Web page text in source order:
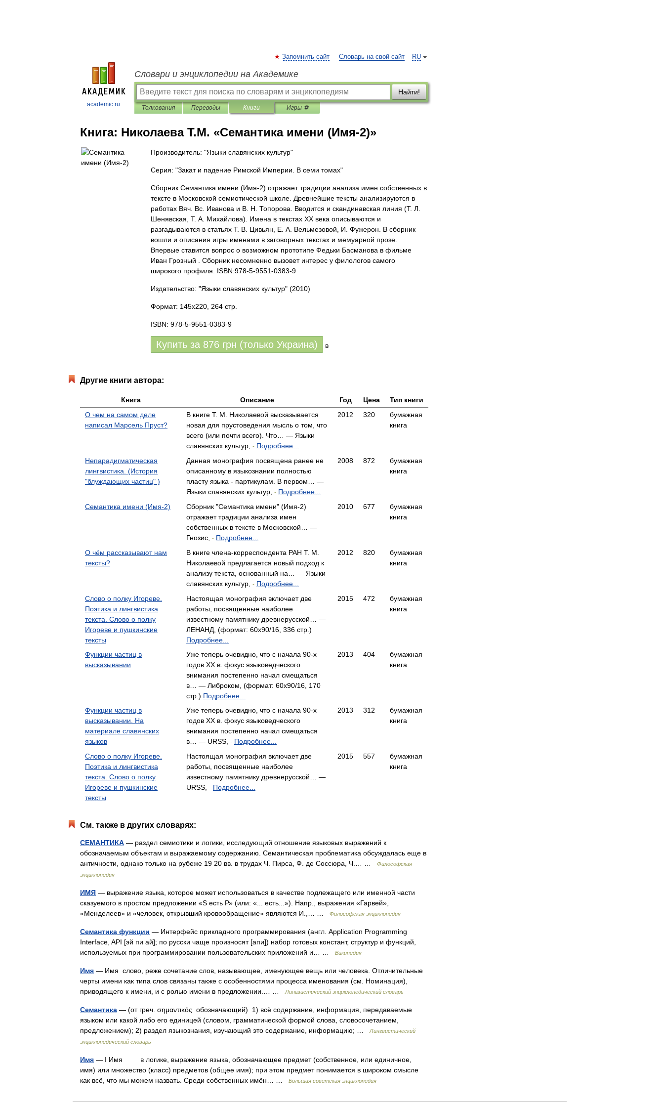
academic.ru
RU
Запомнить сайт Словарь на свой сайт
Словари и энциклопедии на Академике
Найти!
Толкования Переводы Книги Игры ⚽
Книга: Николаева Т.М. «Семантика имени (Имя-2)»
Производитель: "Языки славянских культур"
Серия: "Закат и падение Римской Империи. В семи томах"
Сборник Семантика имени (Имя-2) отражает традиции анализа имен собственных в
тексте в Московской семиотической школе. Древнейшие тексты анализируются в
работах Вяч. Вс. Иванова и В. Н. Топорова. Вводится и скандинавская линия (Т. Л.
Шенявская, Т. А. Михайлова). Имена в текстах XX века описываются и
разгадываются в статьях Т. В. Цивьян, Е. А. Вельмезовой, И. Фужерон. В сборник
вошли и описания игры именами в заговорных текстах и мемуарной прозе.
Впервые ставится вопрос о возможном прототипе Федьки Басманова в фильме
Иван Грозный . Сборник несомненно вызовет интерес у филологов самого
широкого профиля. ISBN:978-5-9551-0383-9
Издательство: "Языки славянских культур" (2010)
Формат: 145x220, 264 стр.
ISBN: 978-5-9551-0383-9
Купить за 876 грн (только Украина) в
Другие книги автора:
Книга Описание Год Цена
Тип книги
О чем на самом деле
написал Марсель Пруст?
В книге Т. М. Николаевой высказывается
новая для прустоведения мысль о том, что
всего (или почти всего). Что… — Языки
славянских культур,
- Подробнее...
2012 320
бумажная
книга
Непарадигматическая
лингвистика. (История
"блуждающих частиц" )
Данная монография посвящена ранее не
описанному в языкознании полностью
пласту языка - партикулам. В первом… —
Языки славянских культур,
- Подробнее...
2008 872
бумажная
книга
Семантика имени (Имя-2)
Сборник "Семантика имени" (Имя-2)
отражает традиции анализа имен
собственных в тексте в Московской… —
Гнозис,
- Подробнее...
2010 677
бумажная
книга
О чём рассказывают нам
тексты?
В книге члена-корреспондента РАН Т. М.
Николаевой предлагается новый подход к
анализу текста, основанный на… — Языки
славянских культур,
- Подробнее...
2012 820
бумажная
книга
Слово о полку Игореве.
Поэтика и лингвистика
текста. Слово о полку
Игореве и пушкинские
тексты
Настоящая монография включает две
работы, посвященные наиболее
известному памятнику древнерусской… —
ЛЕНАНД, (формат: 60x90/16, 336 стр.)
Подробнее...
2015 472
бумажная
книга
Функции частиц в
высказывании
Уже теперь очевидно, что с начала 90-х
годов XX в. фокус языковедческого
внимания постепенно начал смещаться
в… — Либроком, (формат: 60x90/16, 170
стр.) Подробнее...
2013 404
бумажная
книга
Функции частиц в
высказывании. На
материале славянских
языков
Уже теперь очевидно, что с начала 90-х
годов XX в. фокус языковедческого
внимания постепенно начал смещаться
в… — URSS,
- Подробнее...
2013 312
бумажная
книга
Слово о полку Игореве.
Поэтика и лингвистика
текста. Слово о полку
Игореве и пушкинские
тексты
Настоящая монография включает две
работы, посвященные наиболее
известному памятнику древнерусской… —
URSS,
- Подробнее...
2015 557
бумажная
книга
См. также в других словарях:
СЕМАНТИКА — раздел семиотики и логики, исследующий отношение языковых выражений к
обозначаемым объектам и выражаемому содержанию. Семантическая проблематика обсуждалась еще в
античности, однако только на рубеже 19 20 вв. в трудах Ч. Пирса, Ф. де Соссюра, Ч.… …
Философская
энциклопедия
ИМЯ — выражение языка, которое может использоваться в качестве подлежащего или именной части
сказуемого в простом предложении «S есть Р» (или: «... есть...»). Напр., выражения «Гарвей»,
«Менделеев» и «человек, открывший кровообращение» являются И.,… …
Философская энциклопедия
Семантика функции — Интерфейс прикладного программирования (англ. Application Programming
Interface, API [эй пи ай]; по русски чаще произносят [апи]) набор готовых констант, структур и функций,
используемых при программировании пользовательских приложений и… …
Википедия
Имя — Имя слово, реже сочетание слов, называющее, именующее вещь или человека. Отличительные
черты имени как типа слов связаны также с особенностями процесса именования (см. Номинация),
приводящего к имени, и с ролью имени в предложении.… …
Лингвистический энциклопедический словарь
Семантика — (от греч. σημαντικός обозначающий) 1) всё содержание, информация, передаваемые
языком или какой либо его единицей (словом, грамматической формой слова, словосочетанием,
предложением); 2) раздел языкознания, изучающий это содержание, информацию; …
Лингвистический
энциклопедический словарь
Имя — I Имя в логике, выражение языка, обозначающее предмет (собственное, или единичное,
имя) или множество (класс) предметов (общее имя); при этом предмет понимается в широком смысле
как всё, что мы можем назвать. Среди собственных имён… …
Большая советская энциклопедия